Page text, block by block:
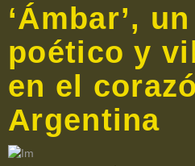
‘Ámbar’,
poético y
en el
Argentina